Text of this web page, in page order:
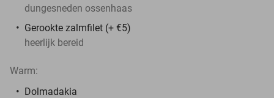
dungesneden ossenhaas
Gerookte zalmfilet (+ €5)
heerlijk bereid
Warm:
Dolmadakia